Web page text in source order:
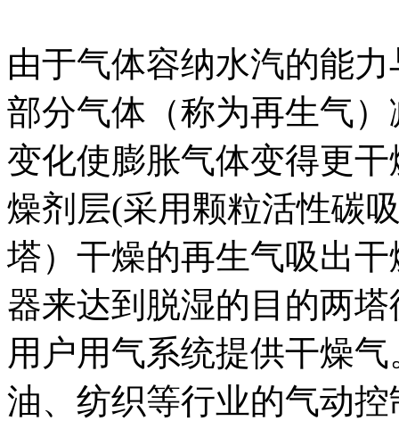
由于气体容纳水汽的能
部分气体（称为再生气
变化使膨胀气体变得更
燥剂层(采用颗粒活性碳
塔）干燥的再生气吸出
器来达到脱湿的目的两
用户用气系统提供干燥
油、纺织等行业的气动